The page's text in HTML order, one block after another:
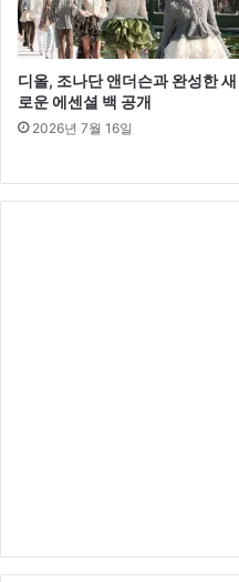
디올, 조나단 앤더슨과 완성한 새
로운 에센셜 백 공개
2026년 7월 16일